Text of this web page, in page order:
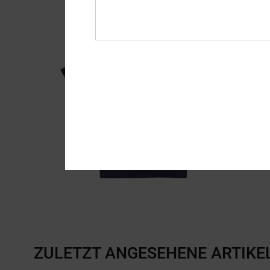
ZULETZT ANGESEHENE